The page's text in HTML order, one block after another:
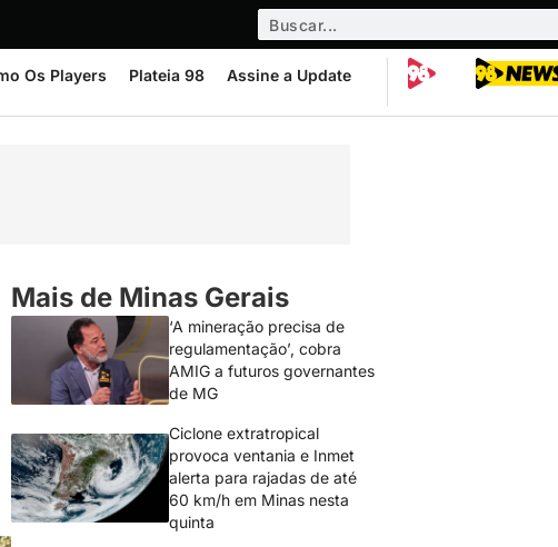
Os Players Plateia 98 Assine a Update
Mais de Minas Gerais
‘A mineração precisa de
regulamentação’, cobra
AMIG a futuros governantes
de MG
Ciclone extratropical
provoca ventania e Inmet
alerta para rajadas de até
60 km/h em Minas nesta
quinta